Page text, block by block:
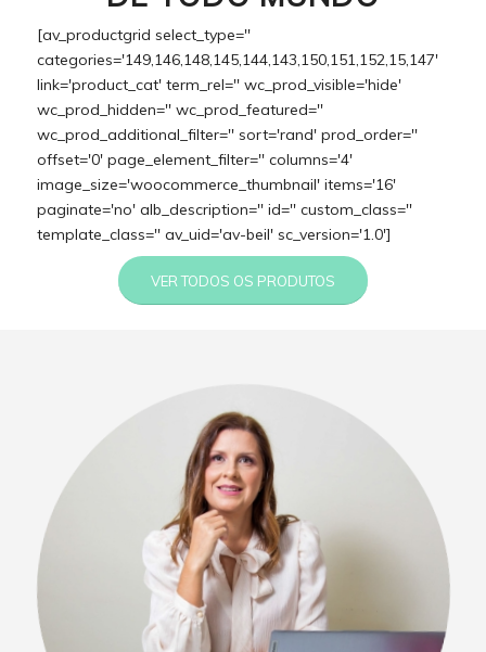
[av_productgrid select_type=''
categories='149,146,148,145,144,143,150,151,152,15,147'
link='product_cat' term_rel='' wc_prod_visible='hide'
wc_prod_hidden='' wc_prod_featured=''
wc_prod_additional_filter='' sort='rand' prod_order=''
offset='0' page_element_filter='' columns='4'
image_size='woocommerce_thumbnail' items='16'
paginate='no' alb_description='' id='' custom_class=''
template_class='' av_uid='av-beil' sc_version='1.0']
VER TODOS OS PRODUTOS